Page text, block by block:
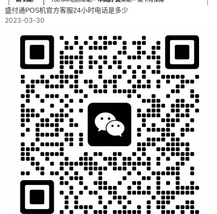
盛付通POS机官方客服24小时电话是多少
2023-03-30